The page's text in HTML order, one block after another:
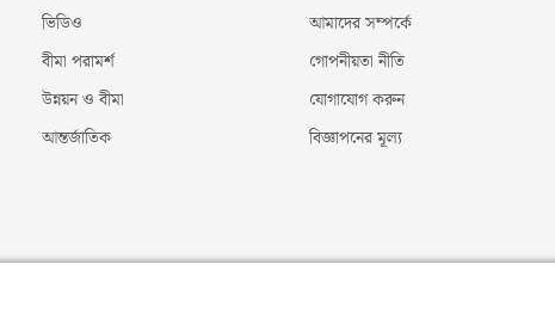
ভিডিও
বীমা পরামর্শ
উন্নয়ন ও বীমা
আন্তর্জাতিক
আমাদের সম্পর্কে
গোপনীয়তা নীতি
যোগাযোগ করুন
বিজ্ঞাপনের মূল্য